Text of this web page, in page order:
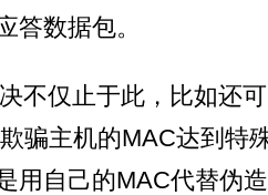
答数据包。
不仅止于此，比如还
骗主机的MAC达到特
用自己的MAC代替伪